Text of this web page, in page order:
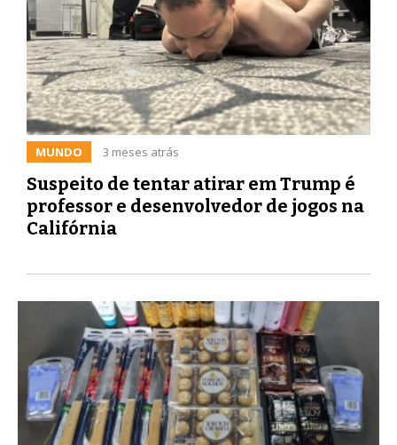
MUNDO 3 meses atrás
Suspeito de tentar atirar em Trump é
professor e desenvolvedor de jogos na
Califórnia